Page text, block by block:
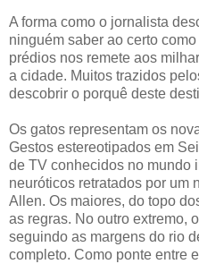
A forma como o jornalista
ninguém saber ao certo
prédios nos remete aos
a cidade. Muitos trazidos
descobrir o porquê deste
Os gatos representam os
Gestos estereotipados em
de TV conhecidos no mundo
neuróticos retratados por um
Allen. Os maiores, do topo
as regras. No outro extremo,
seguindo as margens do rio
completo. Como ponte entre